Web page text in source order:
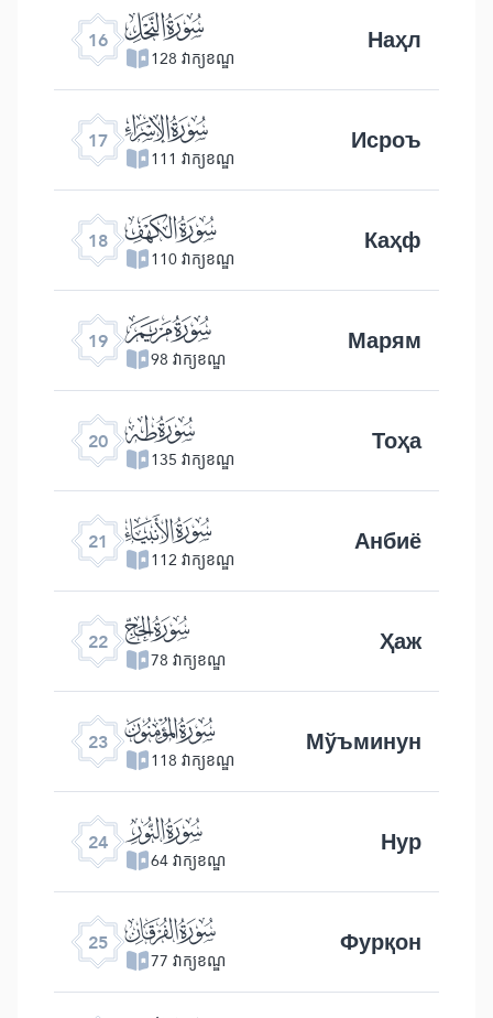
16 ﮜ
128 វាក្យខណ្ឌ Наҳл
17 ﮝ
111 វាក្យខណ្ឌ Исроъ
18 ﮞ
110 វាក្យខណ្ឌ Каҳф
19 ﮟ
98 វាក្យខណ្ឌ Марям
20 ﮠ
135 វាក្យខណ្ឌ Тоҳа
21 ﮡ
112 វាក្យខណ្ឌ Анбиё
22 ﮢ
78 វាក្យខណ្ឌ Ҳаж
23 ﮣ
118 វាក្យខណ្ឌ Мўъминун
24 ﮤ
64 វាក្យខណ្ឌ Нур
25 ﮥ
77 វាក្យខណ្ឌ Фурқон